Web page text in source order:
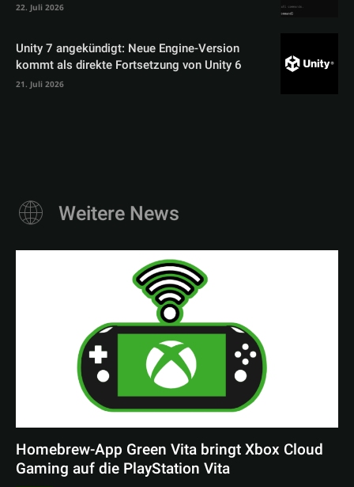
22. Juli 2026
Unity 7 angekündigt: Neue Engine-Version
kommt als direkte Fortsetzung von Unity 6
21. Juli 2026
Weitere News
Homebrew-App Green Vita bringt Xbox Cloud
Gaming auf die PlayStation Vita